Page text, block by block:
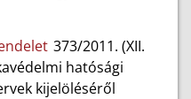
373/2011. (XII.
hatósági
kijelöléséről